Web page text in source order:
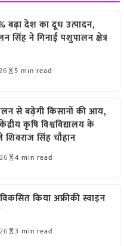
बढ़ा देश का दूध उत्पादन,
सिंह ने गिनाईं पशुपालन क्षेत्र
5 min read
से बढ़ेगी किसानों की आय,
कृषि विश्वविद्यालय के
शिवराज सिंह चौहान
4 min read
किया अफ्रीकी स्वाइन
3 min read